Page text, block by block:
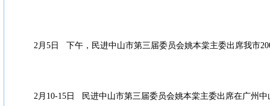
2月5日 下午，民进中山市第三届委员会姚本棠主委出席我市
2月10-15日 民进中山市第三届委员会姚本棠主委出席在广州